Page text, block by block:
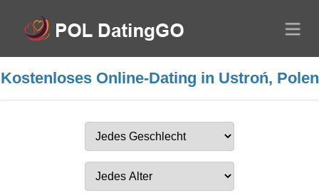
Kostenloses Online-Dating in Ustroń, Polen